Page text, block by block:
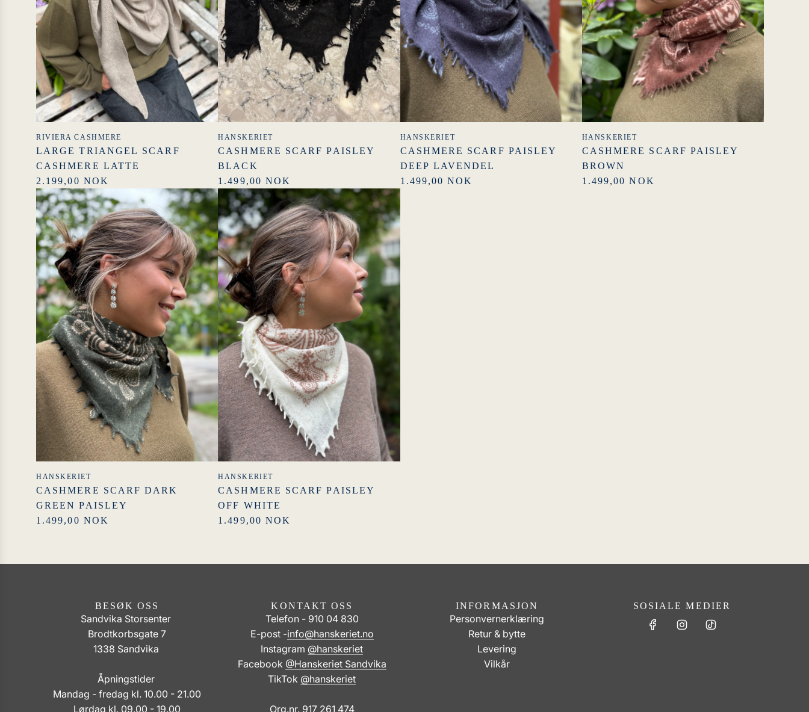
RIVIERA CASHMERE
LARGE TRIANGEL SCARF
CASHMERE LATTE
2.199,00 NOK
HANSKERIET
CASHMERE SCARF PAISLEY
BLACK
1.499,00 NOK
HANSKERIET
CASHMERE SCARF PAISLEY
DEEP LAVENDEL
1.499,00 NOK
HANSKERIET
CASHMERE SCARF PAISLEY
BROWN
1.499,00 NOK
HANSKERIET
CASHMERE SCARF DARK
GREEN PAISLEY
1.499,00 NOK
HANSKERIET
CASHMERE SCARF PAISLEY
OFF WHITE
1.499,00 NOK
BESØK OSS
Sandvika Storsenter
Brodtkorbsgate 7
1338 Sandvika
Åpningstider
Mandag - fredag kl. 10.00 - 21.00
Lørdag kl. 09.00 - 19.00
KONTAKT OSS
Telefon - 910 04 830
E-post -info@hanskeriet.no
Instagram @hanskeriet
Facebook @Hanskeriet Sandvika
TikTok @hanskeriet
Org.nr. 917 261 474
INFORMASJON
Personvernerklæring
Retur & bytte
Levering
Vilkår
SOSIALE MEDIER